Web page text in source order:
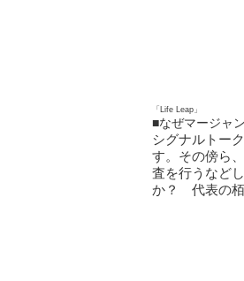
「Life Leap」
■なぜマージャ
シグナルトー
す。その傍ら
査を行うなど
か？ 代表の栢